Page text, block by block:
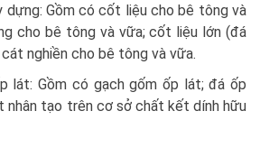
dựng: Gồm có cốt liệu cho bê tông và
cho bê tông và vữa; cốt liệu lớn (đá
nghiền cho bê tông và vữa.
lát: Gồm có gạch gốm ốp lát; đá ốp
nhân tạo trên cơ sở chất kết dính hữu